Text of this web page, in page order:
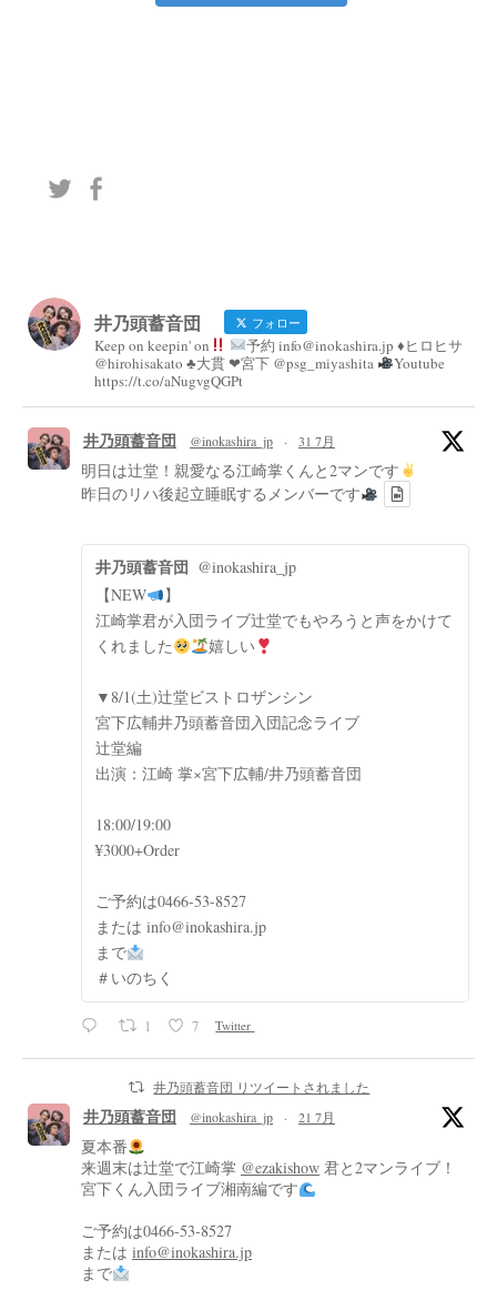
井乃頭蓄音団 フォロー
Keep on keepin' on
予約 info@inokashira.jp ♦︎ヒロヒサ
@hirohisakato ♣︎大貫 ❤︎宮下 @psg_miyashita
Youtube
https://t.co/aNugvgQGPt
井乃頭蓄音団 @inokashira_jp · 31 7月
明日は辻堂！親愛なる江崎掌くんと2マンです
昨日のリハ後起立睡眠するメンバーです
井乃頭蓄音団 @inokashira_jp
【NEW
】
江崎掌君が入団ライブ辻堂でもやろうと声をかけて
くれました
嬉しい
▼8/1(土)辻堂ビストロザンシン
宮下広輔井乃頭蓄音団入団記念ライブ
辻堂編
出演：江崎 掌×宮下広輔/井乃頭蓄音団
18:00/19:00
¥3000+Order
ご予約は0466-53-8527
または info@inokashira.jp
まで
＃いのちく
1 7 Twitter
井乃頭蓄音団 リツイートされました
井乃頭蓄音団 @inokashira_jp · 21 7月
夏本番
来週末は辻堂で江崎掌 @ezakishow 君と2マンライブ！
宮下くん入団ライブ湘南編です
ご予約は0466-53-8527
または info@inokashira.jp
まで